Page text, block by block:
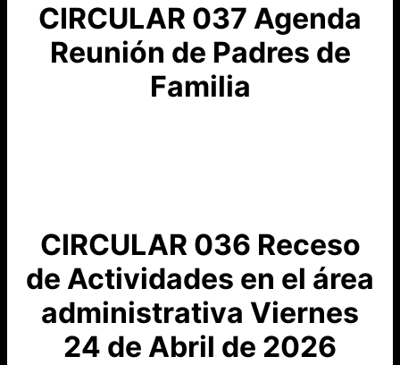
CIRCULAR 037 Agenda
Reunión de Padres de
Familia
CIRCULAR 036 Receso
de Actividades en el área
administrativa Viernes
24 de Abril de 2026